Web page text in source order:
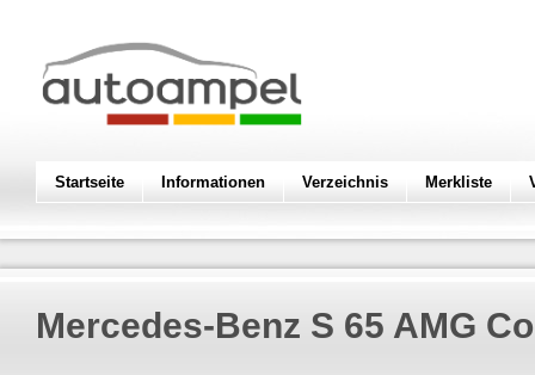
Startseite Informationen Verzeichnis Merkliste
Mercedes-Benz S 65 AMG